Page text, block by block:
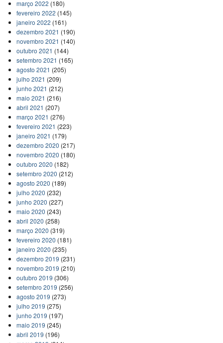
março 2022 (180)
fevereiro 2022 (145)
janeiro 2022 (161)
dezembro 2021 (190)
novembro 2021 (140)
outubro 2021 (144)
setembro 2021 (165)
agosto 2021 (205)
julho 2021 (209)
junho 2021 (212)
maio 2021 (216)
abril 2021 (207)
março 2021 (276)
fevereiro 2021 (223)
janeiro 2021 (179)
dezembro 2020 (217)
novembro 2020 (180)
outubro 2020 (182)
setembro 2020 (212)
agosto 2020 (189)
julho 2020 (232)
junho 2020 (227)
maio 2020 (243)
abril 2020 (258)
março 2020 (319)
fevereiro 2020 (181)
janeiro 2020 (235)
dezembro 2019 (231)
novembro 2019 (210)
outubro 2019 (306)
setembro 2019 (256)
agosto 2019 (273)
julho 2019 (275)
junho 2019 (197)
maio 2019 (245)
abril 2019 (196)